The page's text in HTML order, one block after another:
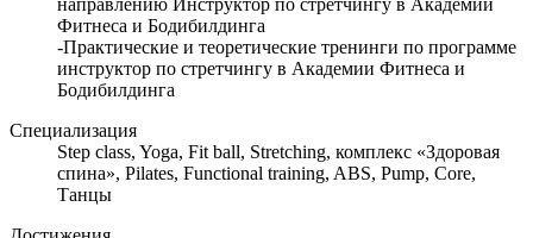
направлению Инструктор по стретчингу в Академии
Фитнеса и Бодибилдинга
-Практические и теоретические тренинги по программе
инструктор по стретчингу в Академии Фитнеса и
Бодибилдинга
Специализация
Step class, Yoga, Fit ball, Stretching, комплекс «Здоровая
спина», Pilates, Functional training, ABS, Pump, Core,
Танцы